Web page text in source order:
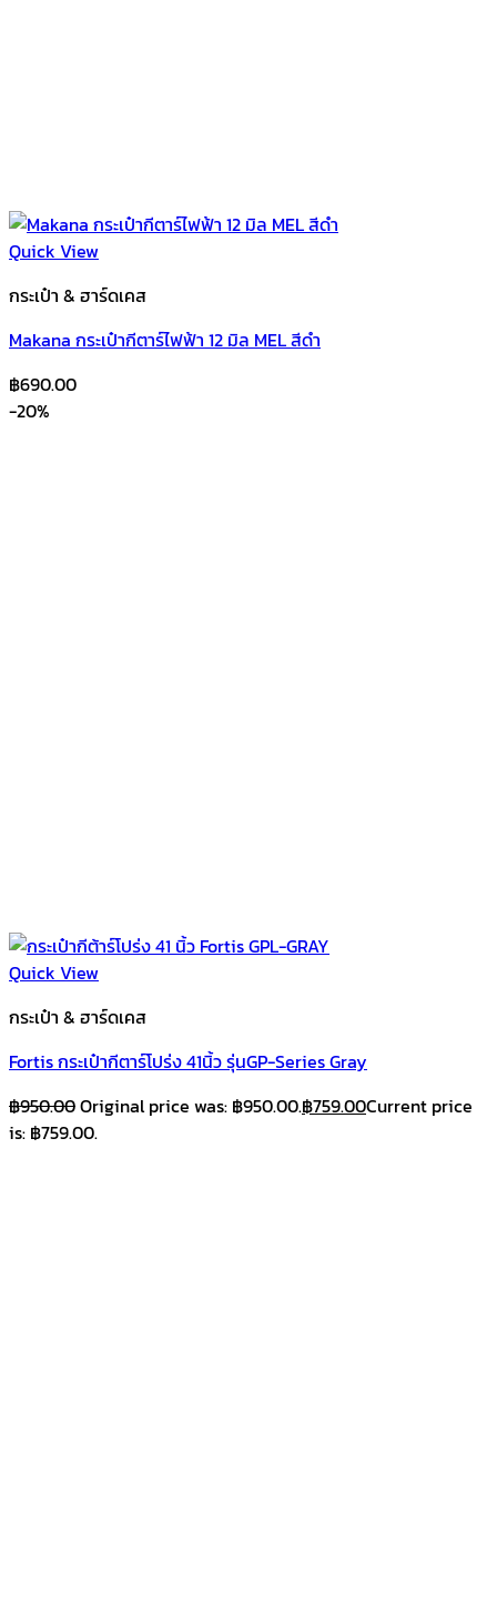
Quick View
กระเป๋า & ฮาร์ดเคส
Makana กระเป๋ากีตาร์ไฟฟ้า 12 มิล MEL สีดำ
฿690.00
-20%
Quick View
กระเป๋า & ฮาร์ดเคส
Fortis กระเป๋ากีตาร์โปร่ง 41นิ้ว รุ่นGP-Series Gray
฿950.00Original price was: ฿950.00.฿759.00Current price
is: ฿759.00.